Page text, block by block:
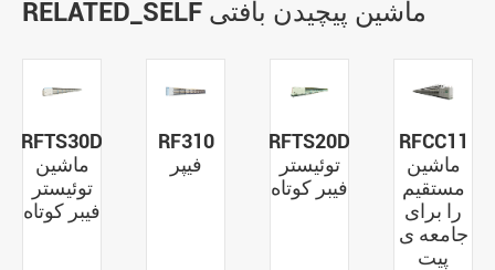
RELATED_SELF ماشین پیچیدن بافتی
RFTS30D
ماشین
توئیستر
فیبر کوتاه
RF310
فیپر
RFTS20D
توئیستر
فیبر کوتاه
RFCC11
ماشین
مستقیم
را برای
جامعه ی
پیت